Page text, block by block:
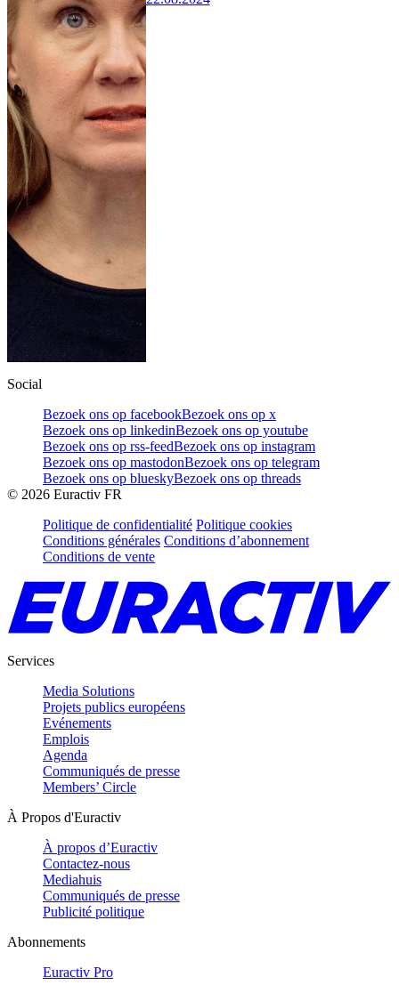
Social
Bezoek ons op facebookBezoek ons op x
Bezoek ons op linkedinBezoek ons op youtube
Bezoek ons op rss-feedBezoek ons op instagram
Bezoek ons op mastodonBezoek ons op telegram
Bezoek ons op blueskyBezoek ons op threads
© 2026 Euractiv FR
Politique de confidentialité Politique cookies
Conditions générales Conditions d’abonnement
Conditions de vente
Services
Media Solutions
Projets publics européens
Evénements
Emplois
Agenda
Communiqués de presse
Members’ Circle
À Propos d'Euractiv
À propos d’Euractiv
Contactez-nous
Mediahuis
Communiqués de presse
Publicité politique
Abonnements
Euractiv Pro